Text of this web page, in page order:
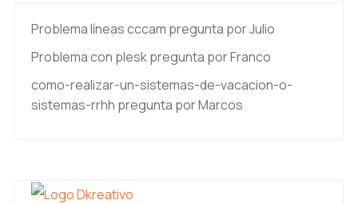
Problema líneas cccam pregunta por Julio
Problema con pleskpregunta por Franco
como-realizar-un-sistemas-de-vacacion-o-
sistemas-rrhh pregunta por Marcos